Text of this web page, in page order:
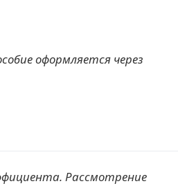
оформляется через
Рассмотрение